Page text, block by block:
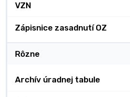
VZN
Zápisnice zasadnutí OZ
Rôzne
Archív úradnej tabule